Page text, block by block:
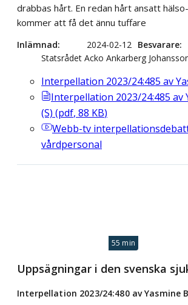
drabbas hårt. En redan hårt ansatt
kommer att få det ännu tuffare
Inlämnad 2024-02-12 Besvarare
Statsrådet Acko Ankarberg
Interpellation 2023/24:485 av
Interpellation 2023/24:485 av
(S) (pdf, 88 KB)
Webb-tv
vårdpersonal
55 min
Uppsägningar i den svenska
Interpellation 2023/24:480 av Yasmine